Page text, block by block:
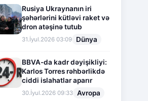
Rusiya Ukraynanın iri
şəhərlərini kütləvi raket və
dron atəşinə tutub
31.İyul.2026 03:09 Dünya
BBVA-da kadr dəyişikliyi:
Karlos Torres rəhbərlikdə
ciddi islahatlar aparır
30.İyul.2026 09:33 Avropa